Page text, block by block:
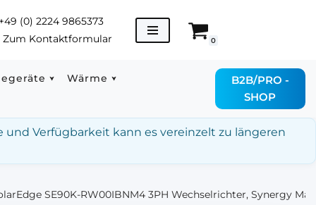
(0) 2224 9865373
Zum Kontaktformular 0
Wärme
B2B/PRO -
SHOP
Verfügbarkeit kann es vereinzelt zu längeren
SE90K-RW00IBNM4 3PH Wechselrichter, Synergy